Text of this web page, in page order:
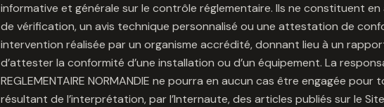
informative et générale sur le contrôle réglementaire. Ils ne constituent
de vérification, un avis technique personnalisé ou une attestation de
intervention réalisée par un organisme accrédité, donnant lieu à un
d’attester la conformité d’une installation ou d’un équipement. La
REGLEMENTAIRE NORMANDIE ne pourra en aucun cas être engagée pour
résultant de l’interprétation, par l’Internaute, des articles publiés sur le